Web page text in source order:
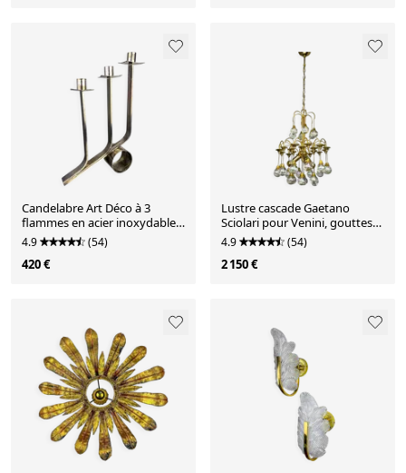
Candelabre Art Déco à 3
flammes en acier inoxydable,
France vers les années 1970.
4.9 (54)
420 €
Lustre cascade Gaetano
Sciolari pour Venini, gouttes
en verre de Murano, Italie,
vers les années 1970.
4.9 (54)
2 150 €